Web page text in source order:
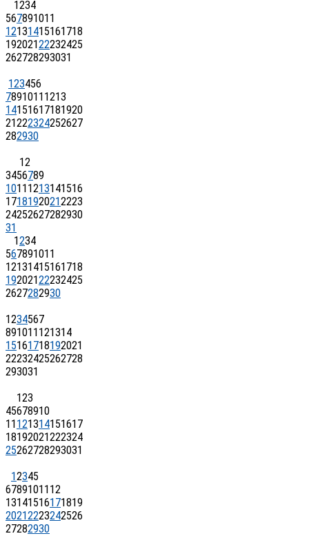
1234
567891011
12131415161718
19202122232425
262728293031
123456
78910111213
14151617181920
21222324252627
282930
12
3456789
10111213141516
17181920212223
24252627282930
31
1234
567891011
12131415161718
19202122232425
2627282930
1234567
891011121314
15161718192021
22232425262728
293031
123
45678910
11121314151617
18192021222324
25262728293031
12345
6789101112
13141516171819
20212223242526
27282930